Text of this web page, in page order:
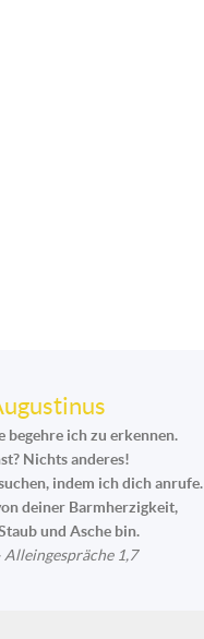
begehre ich zu erkennen.
Nichts anderes!
indem ich dich anrufe.
deiner Barmherzigkeit,
und Asche bin.
Alleingespräche 1,7